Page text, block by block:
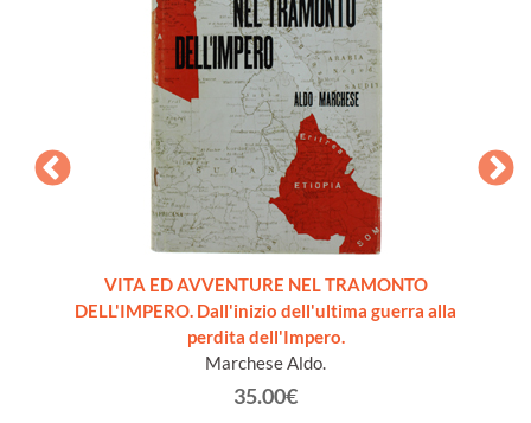
VITA ED AVVENTURE NEL TRAMONTO
DELL'IMPERO. Dall'inizio dell'ultima guerra alla
perdita dell'Impero.
Marchese Aldo.
35.00€